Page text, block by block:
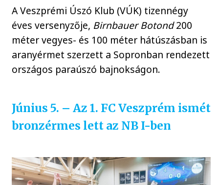
A Veszprémi Úszó Klub (VÚK) tizennégy
éves versenyzője, Birnbauer Botond200
méter vegyes- és 100 méter hátúszásban is
aranyérmet szerzett a Sopronban rendezett
országos paraúszó bajnokságon.
Június 5. – Az 1. FC Veszprém ismét
bronzérmes lett az NB I-ben